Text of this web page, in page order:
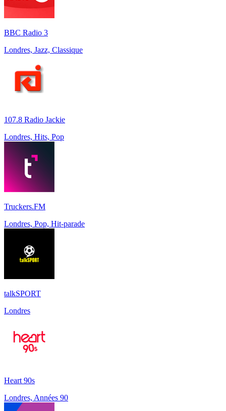
BBC Radio 3
Londres, Jazz, Classique
107.8 Radio Jackie
Londres, Hits, Pop
Truckers.FM
Londres, Pop, Hit-parade
talkSPORT
Londres
Heart 90s
Londres, Années 90